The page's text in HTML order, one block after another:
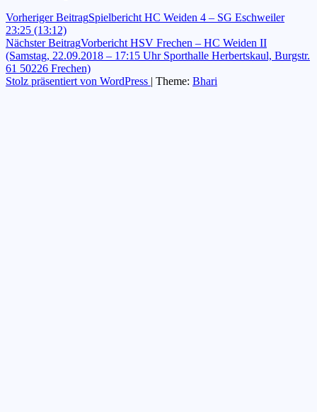
Beitragsnavigation
Vorheriger BeitragSpielbericht HC Weiden 4 – SG Eschweiler
23:25 (13:12)
Nächster BeitragVorbericht HSV Frechen – HC Weiden II
(Samstag, 22.09.2018 – 17:15 Uhr Sporthalle Herbertskaul, Burgstr.
61 50226 Frechen)
Stolz präsentiert von WordPress | Theme: Bhari